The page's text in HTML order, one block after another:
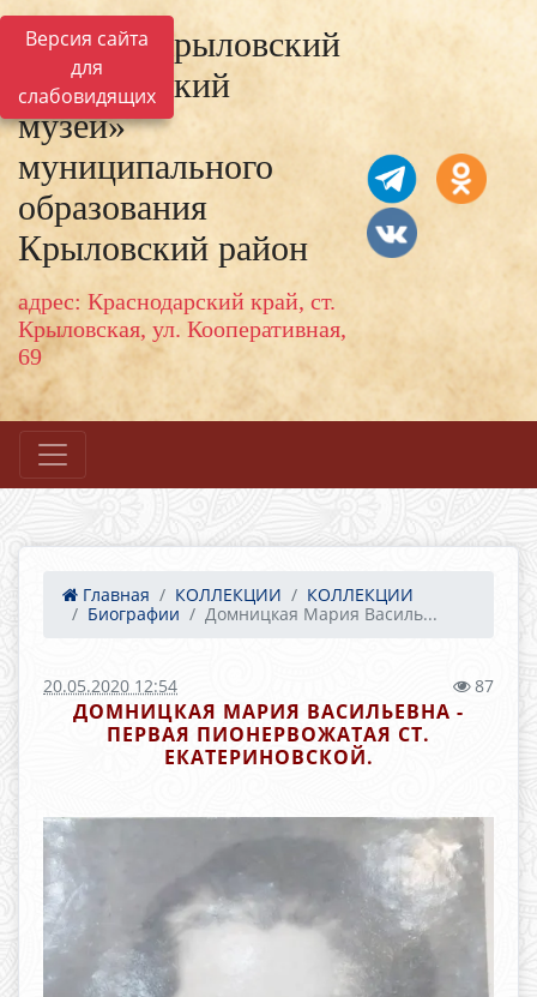
Версия сайта
для
слабовидящих
МКУК «Крыловский
исторический
музей»
муниципального
образования
Крыловский район
адрес: Краснодарский край, ст.
Крыловская, ул. Кооперативная,
69
Главная КОЛЛЕКЦИИ
КОЛЛЕКЦИИ
Биографии
Домницкая Мария Василь...
20.05.2020 12:54 87
ДОМНИЦКАЯ МАРИЯ ВАСИЛЬЕВНА -
ПЕРВАЯ ПИОНЕРВОЖАТАЯ СТ.
ЕКАТЕРИНОВСКОЙ.